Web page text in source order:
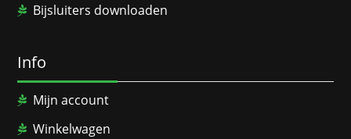
Bijsluiters downloaden
Info
Mijn account
Winkelwagen